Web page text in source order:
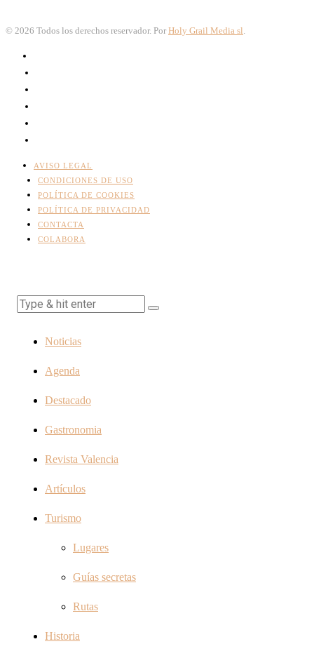
© 2026 Todos los derechos reservador. Por Holy Grail Media sl.
AVISO LEGAL
CONDICIONES DE USO
POLÍTICA DE COOKIES
POLÍTICA DE PRIVACIDAD
CONTACTA
COLABORA
Noticias
Agenda
Destacado
Gastronomia
Revista Valencia
Artículos
Turismo
Lugares
Guías secretas
Rutas
Historia